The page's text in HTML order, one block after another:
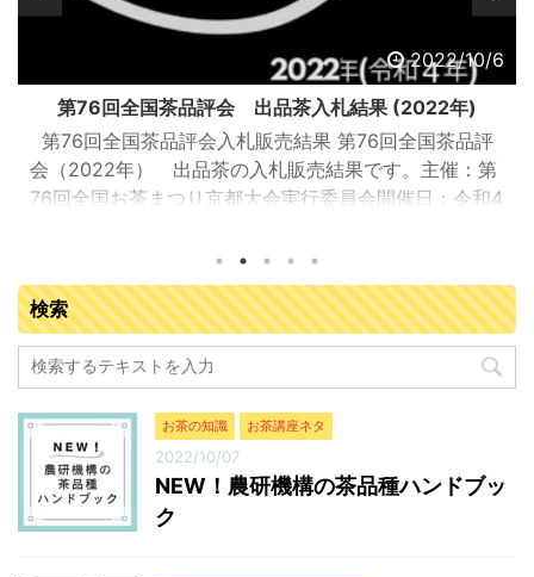
2022/10/6
第76回全国茶品評会 出品茶入札結果 (2022年)
第76回全国茶品評会入札販売結果 第76回全国茶品評
会（2022年） 出品茶の入札販売結果です。主催：第
76回全国お茶まつり京都大会実行委員会開催日：令和4
通センター（京都府城陽市寺田塚本111-5）参加業者：
落札業者163業者 入札販売会結果総括 ※金額はすべて
税抜き 販売点数（点） 販売数量（kg） 落札金額
（円） 今回の平均落札単価（円/kg） 普通煎茶10kg 71
666.5 8,908,717 13,366 普通煎茶4kg ...
検索
お茶の知識 お茶講座ネタ
2022/10/07
NEW！農研機構の茶品種ハンドブッ
ク